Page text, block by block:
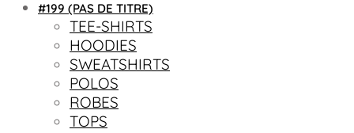
#199 (PAS DE TITRE)
TEE-SHIRTS
HOODIES
SWEATSHIRTS
POLOS
ROBES
TOPS